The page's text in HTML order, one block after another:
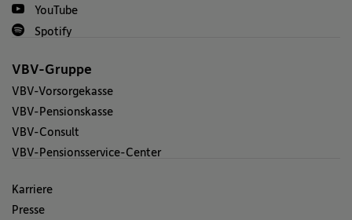
YouTube
Spotify
VBV-Gruppe
VBV-Vorsorgekasse
VBV-Pensionskasse
VBV-Consult
VBV-Pensionsservice-Center
Karriere
Presse